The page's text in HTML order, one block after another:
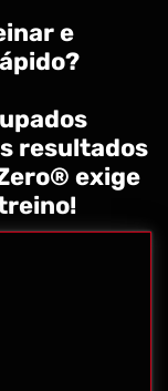
e
resultados
exige